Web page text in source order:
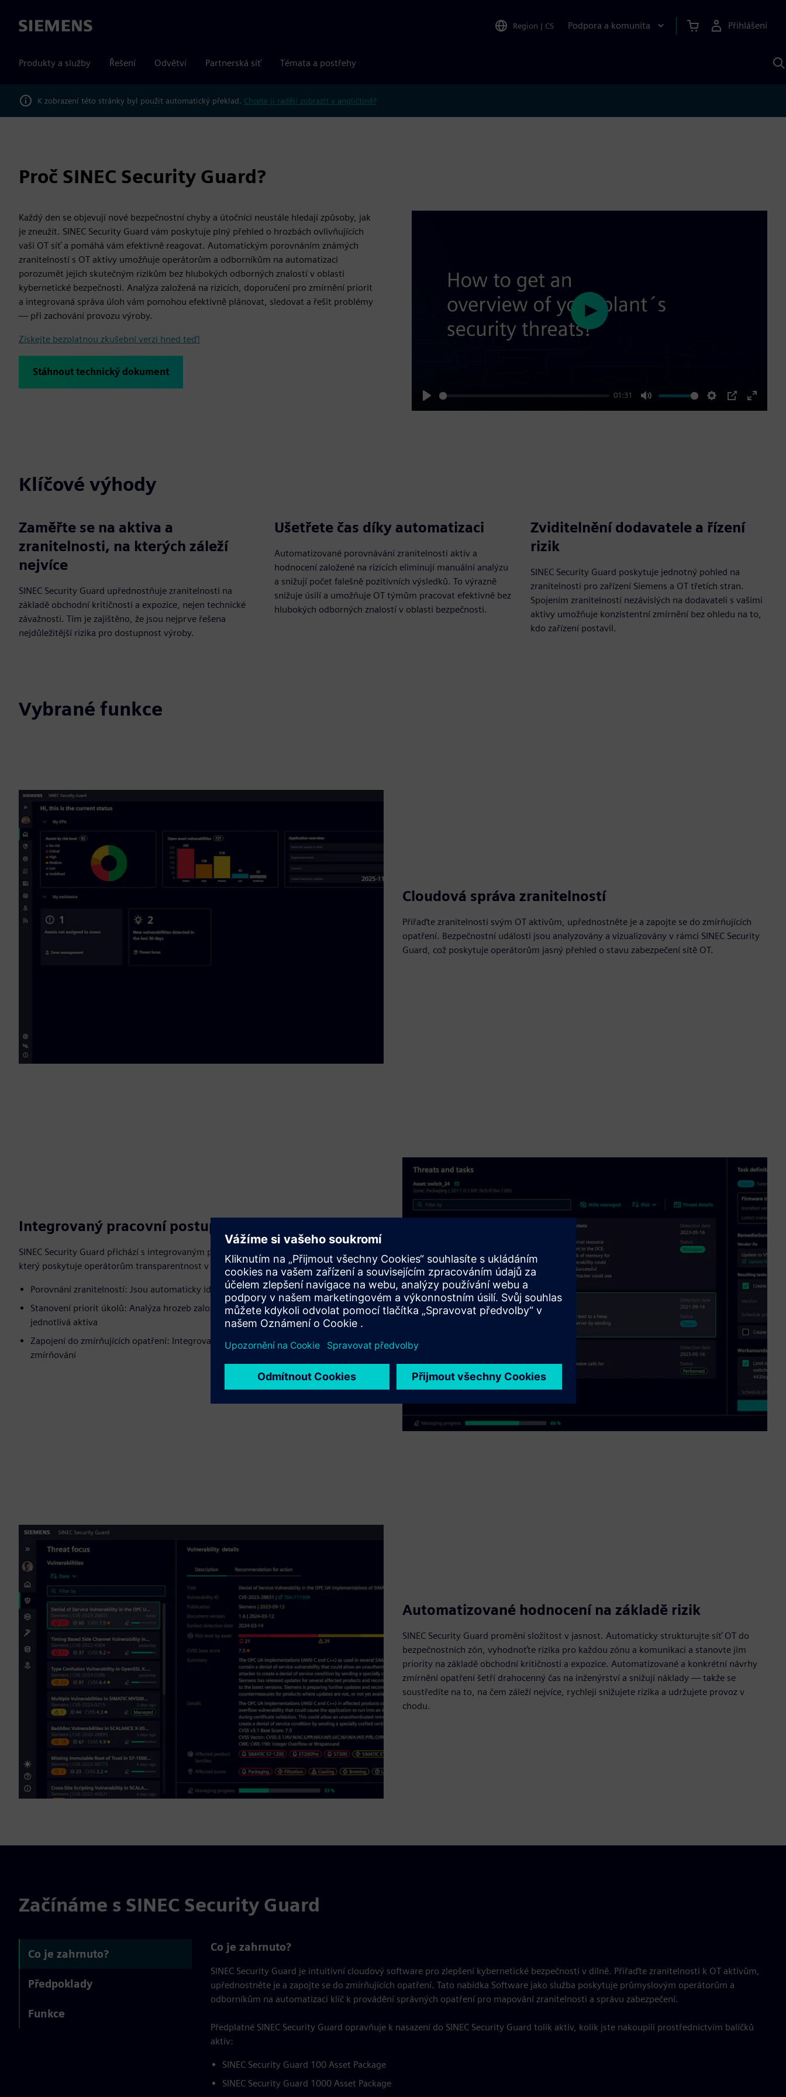
Siemens Region | CS Podpora a komunita Přihlášení
Produkty a služby Řešení Odvětví Partnerská síť Témata a postřehy
K zobrazení této stránky byl použit automatický překlad. Chcete ji raději zobrazit v angličtině?
Proč SINEC Security Guard?
Každý den se objevují nové bezpečnostní chyby a útočníci neustále hledají způsoby, jak
je zneužít. SINEC Security Guard vám poskytuje plný přehled o hrozbách ovlivňujících
vaši OT síť a pomáhá vám efektivně reagovat. Automatickým porovnáním známých
zranitelností s OT aktivy umožňuje operátorům a odborníkům na automatizaci
porozumět jejich skutečným rizikům bez hlubokých odborných znalostí v oblasti
kybernetické bezpečnosti. Analýza založená na rizicích, doporučení pro zmírnění priorit
a integrovaná správa úloh vám pomohou efektivně plánovat, sledovat a řešit problémy
— při zachování provozu výroby.
Získejte bezplatnou zkušební verzi hned teď!
Stáhnout technický dokument
Play
01:31
Mute Settings
PIP
Enter
Play
Klíčové výhody
Zaměřte se na aktiva a
zranitelnosti, na kterých záleží
nejvíce
SINEC Security Guard upřednostňuje zranitelnosti na
základě obchodní kritičnosti a expozice, nejen technické
závažnosti. Tím je zajištěno, že jsou nejprve řešena
nejdůležitější rizika pro dostupnost výroby.
Ušetřete čas díky automatizaci
Automatizované porovnávání zranitelnosti aktiv a
hodnocení založené na rizicích eliminují manuální analýzu
a snižují počet falešně pozitivních výsledků. To výrazně
snižuje úsilí a umožňuje OT týmům pracovat efektivně bez
hlubokých odborných znalostí v oblasti bezpečnosti.
Zviditelnění dodavatele a řízení
rizik
SINEC Security Guard poskytuje jednotný pohled na
zranitelnosti pro zařízení Siemens a OT třetích stran.
Spojením zranitelností nezávislých na dodavateli s vašimi
aktivy umožňuje konzistentní zmírnění bez ohledu na to,
kdo zařízení postavil.
Vybrané funkce
Cloudová správa zranitelností
Přiřaďte zranitelnosti svým OT aktivům, upřednostněte je a zapojte se do zmírňujících
opatření. Bezpečnostní události jsou analyzovány a vizualizovány v rámci SINEC Security
Guard, což poskytuje operátorům jasný přehled o stavu zabezpečení sítě OT.
Integrovaný pracovní postup správy zranitelností
SINEC Security Guard přichází s integrovaným pracovním postupem správy zranitelností,
který poskytuje operátorům transparentnost v jejich dílně.
Porovnání zranitelností: Jsou automaticky identifikovány a přiřazeny k inventáři aktiv
Stanovení priorit úkolů: Analýza hrozeb založená na rizicích specifická pro vaše
jednotlivá aktiva
Zapojení do zmírňujících opatření: Integrovaná správa úkolů pro přiřazování
zmírňování
Automatizované hodnocení na základě rizik
SINEC Security Guard promění složitost v jasnost. Automaticky strukturujte síť OT do
bezpečnostních zón, vyhodnoťte rizika pro každou zónu a komunikaci a stanovte jim
priority na základě obchodní kritičnosti a expozice. Automatizované a konkrétní návrhy
zmírnění opatření šetří drahocenný čas na inženýrství a snižují náklady — takže se
soustředíte na to, na čem záleží nejvíce, rychleji snižujete rizika a udržujete provoz v
chodu.
Začínáme s SINEC Security Guard
Co je zahrnuto?
Předpoklady
Funkce
Co je zahrnuto?
SINEC Security Guard je intuitivní cloudový software pro zlepšení kybernetické bezpečnosti v dílně. Přiřaďte zranitelnosti k OT aktivům,
upřednostněte je a zapojte se do zmírňujících opatření. Tato nabídka Software jako služba poskytuje průmyslovým operátorům a
odborníkům na automatizaci klíč k provádění správných opatření pro mapování zranitelnosti a správu zabezpečení.
Předplatné SINEC Security Guard opravňuje k nasazení do SINEC Security Guard tolik aktiv, kolik jste nakoupili prostřednictvím balíčků
aktiv:
SINEC Security Guard 100 Asset Package
SINEC Security Guard 1000 Asset Package